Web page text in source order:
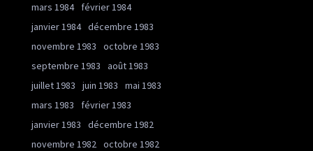
mars 1984
février 1984
janvier 1984 décembre 1983
novembre 1983
octobre 1983
septembre 1983
août 1983
juillet 1983
juin 1983
mai 1983
mars 1983
février 1983
janvier 1983
décembre 1982
novembre 1982 octobre 1982